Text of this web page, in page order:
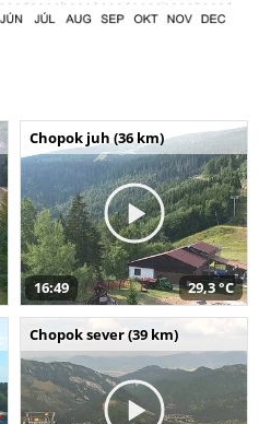
Chopok juh (36 km)
16:49 29,3 °C
Chopok sever (39 km)